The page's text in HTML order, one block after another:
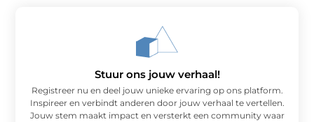
Stuur ons jouw verhaal!
Registreer nu en deel jouw unieke ervaring op ons platform.
Inspireer en verbindt anderen door jouw verhaal te vertellen.
Jouw stem maakt impact en versterkt een community waar